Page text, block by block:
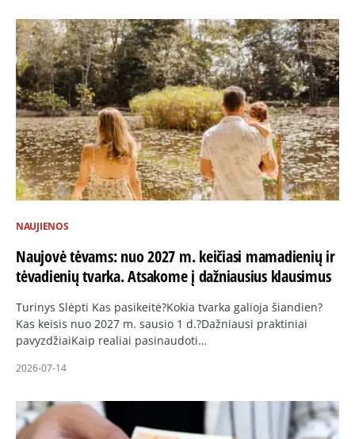
NAUJIENOS
Naujovė tėvams: nuo 2027 m. keičiasi mamadienių ir
tėvadienių tvarka. Atsakome į dažniausius klausimus
Turinys Slėpti Kas pasikeitė?Kokia tvarka galioja šiandien?
Kas keisis nuo 2027 m. sausio 1 d.?Dažniausi praktiniai
pavyzdžiaiKaip realiai pasinaudoti…
2026-07-14